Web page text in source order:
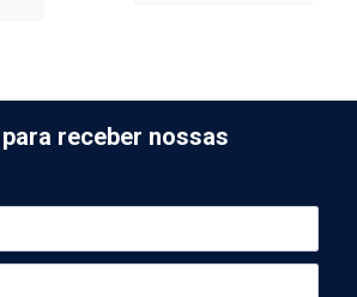
receber nossas